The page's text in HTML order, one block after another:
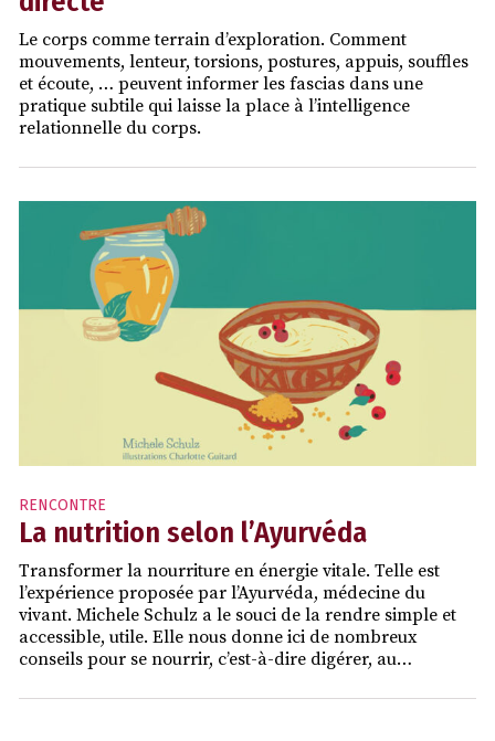
Le corps comme terrain d’exploration. Comment
mouvements, lenteur, torsions, postures, appuis, souffles
et écoute, … peuvent informer les fascias dans une
pratique subtile qui laisse la place à l’intelligence
relationnelle du corps.
RENCONTRE
La nutrition selon l’Ayurvéda
Transformer la nourriture en énergie vitale. Telle est
l’expérience proposée par l’Ayurvéda, médecine du
vivant. Michele Schulz a le souci de la rendre simple et
accessible, utile. Elle nous donne ici de nombreux
conseils pour se nourrir, c’est-à-dire digérer, au…